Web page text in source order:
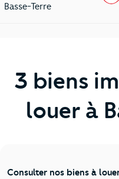
Basse-Terre
3 biens
louer à
Consulter nos biens à